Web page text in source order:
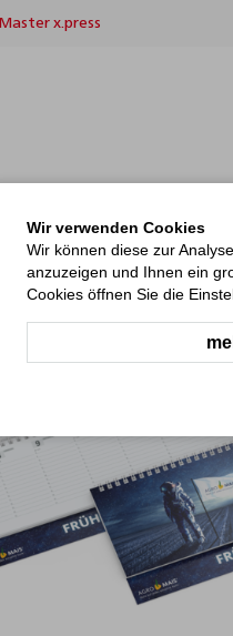
Master x.press
Wir verwenden Cookies
Wir können diese zur
anzuzeigen und Ihnen ein
Cookies öffnen Sie die